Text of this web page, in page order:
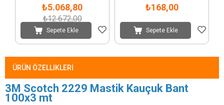
₺5.068,80
₺12.672,00
Sepete Ekle
₺168,00
Sepete Ekle
ÜRÜN ÖZELLIKLERI
3M Scotch 2229 Mastik Kauçuk Bant
100x3 mt